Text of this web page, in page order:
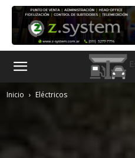
Inicio Eléctricos